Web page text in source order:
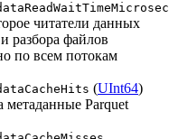
читатели данных
разбора файлов
по всем потокам
(UInt64)
метаданные Parquet